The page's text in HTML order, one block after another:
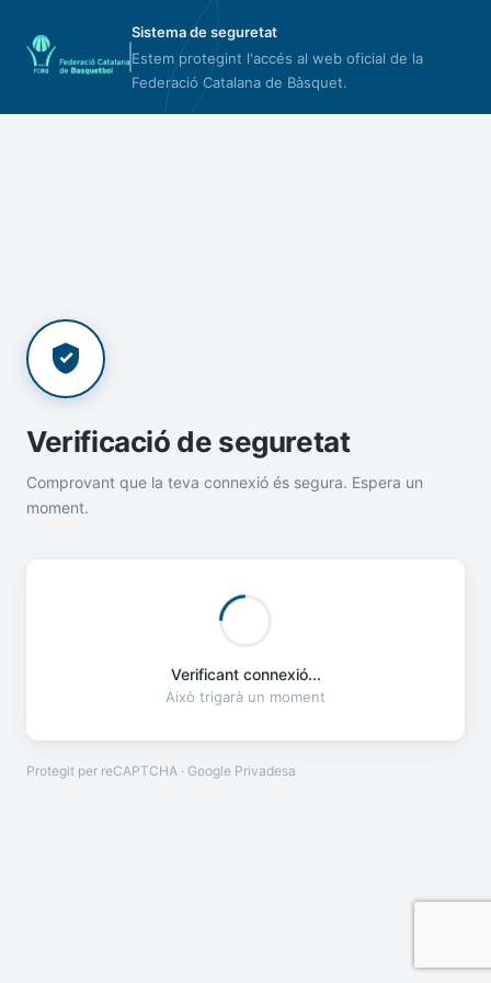
Sistema de seguretat
Estem protegint l'accés al web oficial de la
Federació Catalana de Bàsquet.
Verificació de seguretat
Comprovant que la teva connexió és segura. Espera un
moment.
Verificant connexió...
Això trigarà un moment
Protegit per reCAPTCHA · Google Privadesa